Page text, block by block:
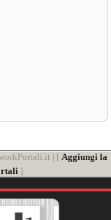
| [ Aggiungi la
]